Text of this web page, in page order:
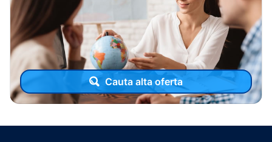
Cauta alta oferta